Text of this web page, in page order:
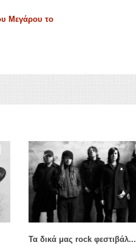
Μεγάρου το
Τα δικά μας rock φεστιβάλ...